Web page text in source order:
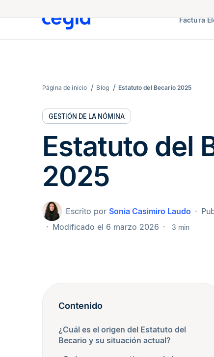
Factura
Página de inicio Blog Estatuto del Becario 2025
GESTIÓN DE LA NÓMINA
Estatuto del
2025
Escrito por Sonia Casimiro Laudo
Modificado el 6 marzo 2026
3 min
Contenido
¿Cuál es el origen del Estatuto del
Becario y su situación actual?